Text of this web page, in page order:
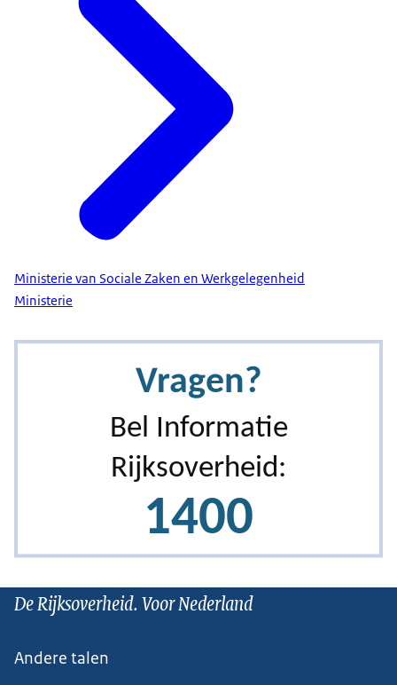
Ministerie van Sociale Zaken en Werkgelegenheid
Ministerie
De Rijksoverheid. Voor Nederland
Andere talen